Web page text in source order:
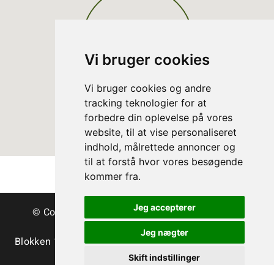
Vi bruger cookies
Vi bruger cookies og andre
tracking teknologier for at
forbedre din oplevelse på vores
website, til at vise personaliseret
indhold, målrettede annoncer og
til at forstå hvor vores besøgende
kommer fra.
Jeg accepterer
Jeg nægter
Skift indstillinger
© Copyright Dänische Christbäume - Bäume &
Schnittgrün
Blokken 15 | DK-3460 Birkerød | Tlf.:+45 45 35 24 12
info@christmastree.dk